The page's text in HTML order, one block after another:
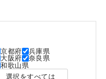
京都府
兵庫県
大阪府
奈良県
和歌山県
選択をすべては